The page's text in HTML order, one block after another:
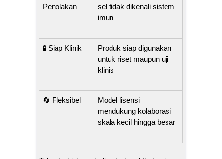
Penolakan
sel tidak dikenali sistem
imun
🧪 Siap Klinik
Produk siap digunakan
untuk riset maupun uji
klinis
🔄 Fleksibel
Model lisensi
mendukung kolaborasi
skala kecil hingga besar